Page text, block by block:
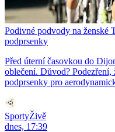
Podivné podvody na ženské
podprsenky
Před úterní časovkou do
oblečení. Důvod?
podprsenky pro
SportyŽivě
dnes, 17:39